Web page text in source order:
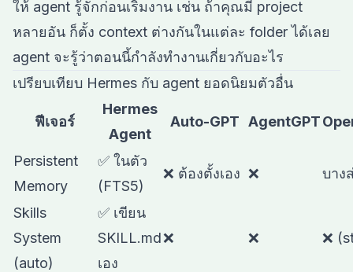
ให้ agent รู้จักก่อนเริ่มงาน เช่น ถ้าคุณมี project
หลายอัน ก็ตั้ง context ต่างกันในแต่ละ folder ได้เลย
agent จะรู้ว่าตอนนี้กำลังทำงานเกี่ยวกับอะไร
เปรียบเทียบ Hermes กับ agent ยอดนิยมตัวอื่น
ฟีเจอร์
Hermes
Agent
Auto-GPT AgentGPT
Persistent
Memory
✅ ในตัว
(FTS5)
❌ ต้องตั้งเอง ❌ บาง
Skills
System
(auto)
✅ เขียน
SKILL.md
เอง
❌ ❌ ❌